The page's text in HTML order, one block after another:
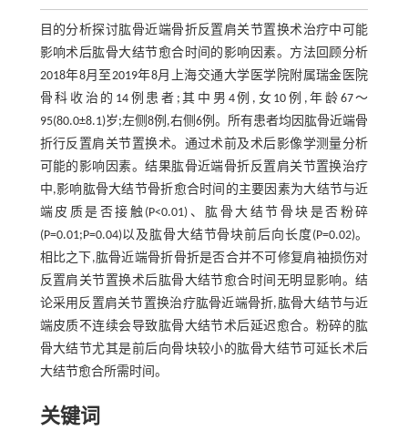
目的分析探讨肱骨近端骨折反置肩关节置换术治疗中可能
影响术后肱骨大结节愈合时间的影响因素。方法回顾分析
2018年8月至2019年8月上海交通大学医学院附属瑞金医院
骨科收治的14例患者;其中男4例,女10例,年龄67～
95(80.0±8.1)岁;左侧8例,右侧6例。所有患者均因肱骨近端骨
折行反置肩关节置换术。通过术前及术后影像学测量分析
可能的影响因素。结果肱骨近端骨折反置肩关节置换治疗
中,影响肱骨大结节骨折愈合时间的主要因素为大结节与近
端皮质是否接触(P<0.01)、肱骨大结节骨块是否粉碎
(P=0.01;P=0.04)以及肱骨大结节骨块前后向长度(P=0.02)。
相比之下,肱骨近端骨折骨折是否合并不可修复肩袖损伤对
反置肩关节置换术后肱骨大结节愈合时间无明显影响。结
论采用反置肩关节置换治疗肱骨近端骨折,肱骨大结节与近
端皮质不连续会导致肱骨大结节术后延迟愈合。粉碎的肱
骨大结节尤其是前后向骨块较小的肱骨大结节可延长术后
大结节愈合所需时间。
关键词